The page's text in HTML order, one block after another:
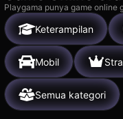
Playgama punya game online
Keterampilan
Mobil
Semua kategori